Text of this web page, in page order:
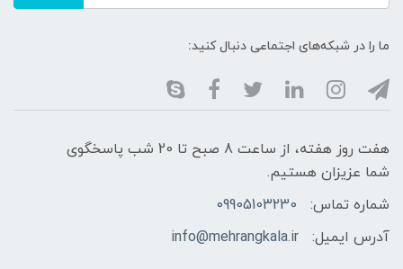
ما را در شبکه‌های اجتماعی دنبال کنید:
هفت روز هفته، از ساعت 8 صبح تا 20 شب پاسخگوی
شما عزیزان هستیم.
شماره تماس:
09905103230
آدرس ایمیل:
info@mehrangkala.ir